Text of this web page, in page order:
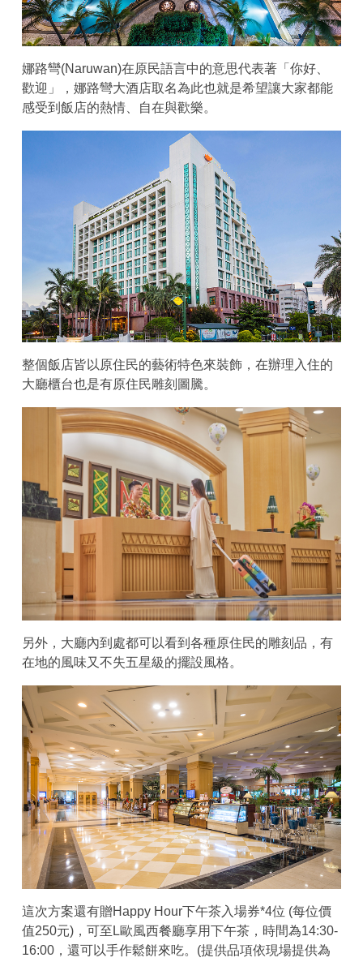
娜路彎(Naruwan)在原民語言中的意思代表著「你好、
歡迎」，娜路彎大酒店取名為此也就是希望讓大家都能
感受到飯店的熱情、自在與歡樂。
整個飯店皆以原住民的藝術特色來裝飾，在辦理入住的
大廳櫃台也是有原住民雕刻圖騰。
另外，大廳內到處都可以看到各種原住民的雕刻品，有
在地的風味又不失五星級的擺設風格。
這次方案還有贈Happy Hour下午茶入場券*4位 (每位價
值250元)，可至L歐風西餐廳享用下午茶，時間為14:30-
16:00，還可以手作鬆餅來吃。(提供品項依現場提供為